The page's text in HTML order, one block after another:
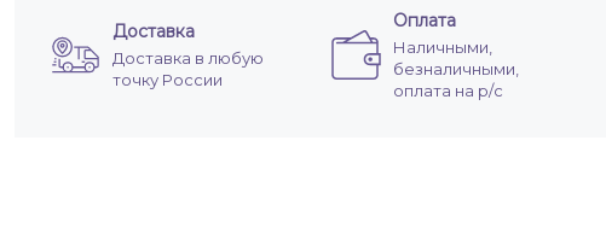
Доставка
Доставка в любую
точку России
Оплата
Наличными,
безналичными,
оплата на р/с